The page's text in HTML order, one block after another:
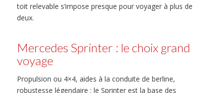
toit relevable s’impose presque pour voyager à plus de
deux.
Mercedes Sprinter : le choix grand
voyage
Propulsion ou 4×4, aides à la conduite de berline,
robustesse légendaire : le Sprinter est la base des